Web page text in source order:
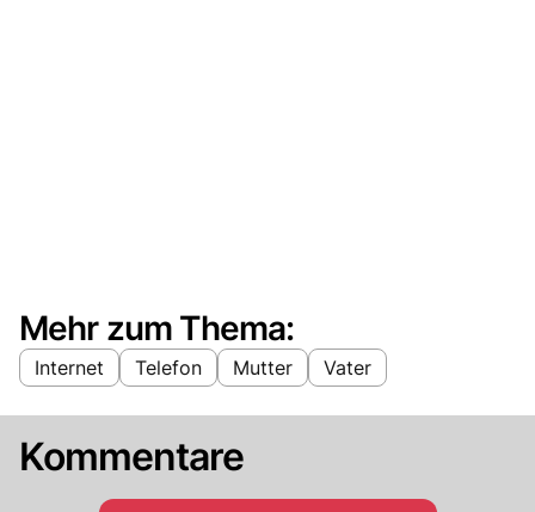
Mehr zum Thema:
Internet Telefon Mutter Vater
Kommentare